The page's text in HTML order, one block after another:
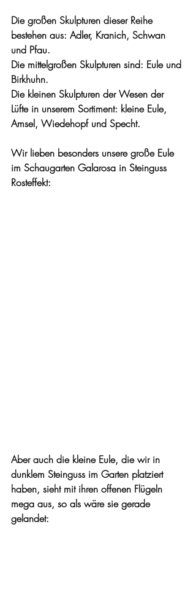
Die großen Skulpturen dieser Reihe
bestehen aus: Adler, Kranich, Schwan
und Pfau.
Die mittelgroßen Skulpturen sind: Eule und
Birkhuhn.
Die kleinen Skulpturen der Wesen der
Lüfte in unserem Sortiment: kleine Eule,
Amsel, Wiedehopf und Specht.
Wir lieben besonders unsere große Eule
im Schaugarten Galarosa in Steinguss
Rosteffekt:
Aber auch die kleine Eule, die wir in
dunklem Steinguss im Garten platziert
haben, sieht mit ihren offenen Flügeln
mega aus, so als wäre sie gerade
gelandet: